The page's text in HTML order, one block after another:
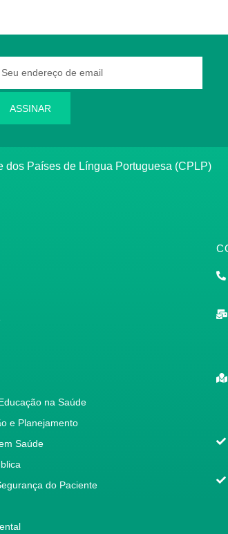
ASSINAR
dos Países de Língua Portuguesa (CPLP)
na Saúde
e Planejamento
Saúde
do Paciente